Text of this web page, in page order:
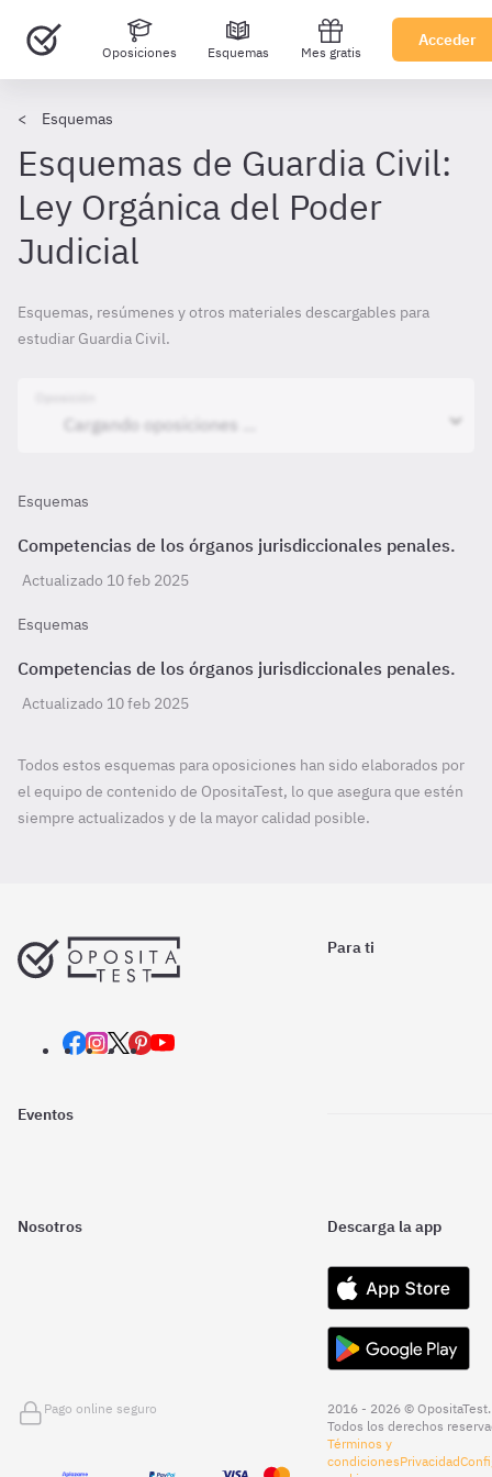
Oposiciones Esquemas Mes gratis
Acceder
Esquemas
Esquemas de Guardia Civil:
Ley Orgánica del Poder
Judicial
Esquemas, resúmenes y otros materiales descargables para
estudiar Guardia Civil.
Esquemas
Competencias de los órganos jurisdiccionales penales.
Actualizado 10 feb 2025
Esquemas
Competencias de los órganos jurisdiccionales penales.
Actualizado 10 feb 2025
Todos estos esquemas para oposiciones han sido elaborados por
el equipo de contenido de OpositaTest, lo que asegura que estén
siempre actualizados y de la mayor calidad posible.
Para ti
Eventos
Nosotros Descarga la app
Pago online seguro
2016 - 2026 © OpositaTest.
Todos los derechos
Términos y
condicionesPrivacidad